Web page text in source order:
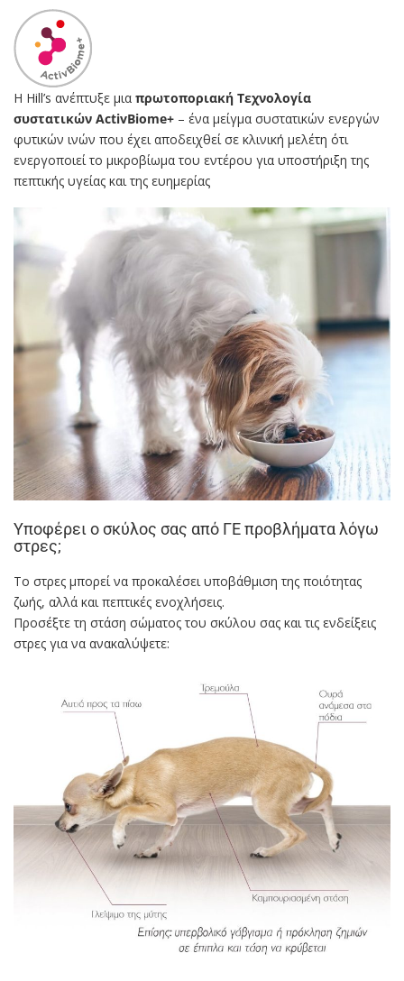
Η Hill’s ανέπτυξε μια πρωτοποριακή Τεχνολογία
συστατικών ActivBiome+ – ένα μείγμα συστατικών ενεργών
φυτικών ινών που έχει αποδειχθεί σε κλινική μελέτη ότι
ενεργοποιεί το μικροβίωμα του εντέρου για υποστήριξη της
πεπτικής υγείας και της ευημερίας
Υποφέρει ο σκύλος σας από ΓΕ προβλήματα λόγω
στρες;
Το στρες μπορεί να προκαλέσει υποβάθμιση της ποιότητας
ζωής, αλλά και πεπτικές ενοχλήσεις.
Προσέξτε τη στάση σώματος του σκύλου σας και τις ενδείξεις
στρες για να ανακαλύψετε: